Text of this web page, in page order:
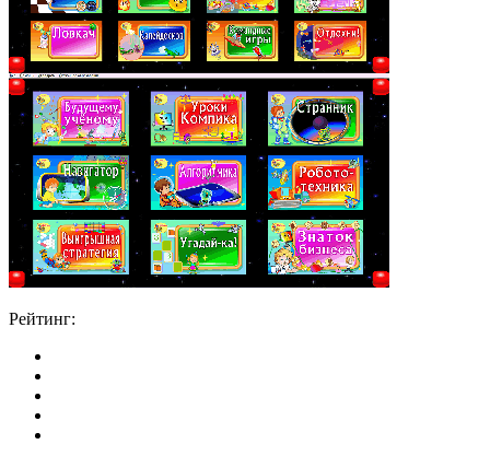
Рейтинг: